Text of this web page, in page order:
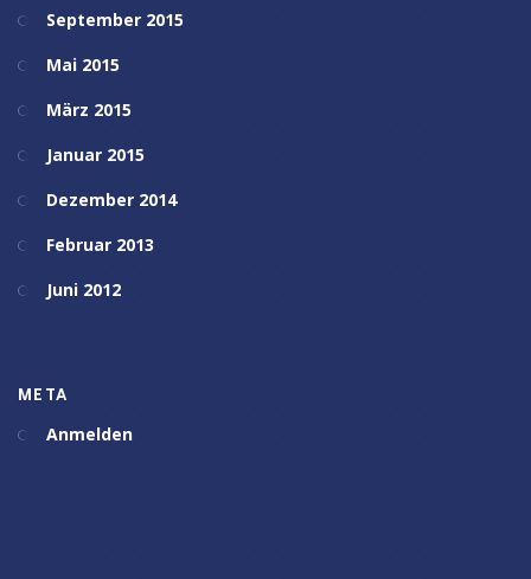
September 2015
Mai 2015
März 2015
Januar 2015
Dezember 2014
Februar 2013
Juni 2012
META
Anmelden